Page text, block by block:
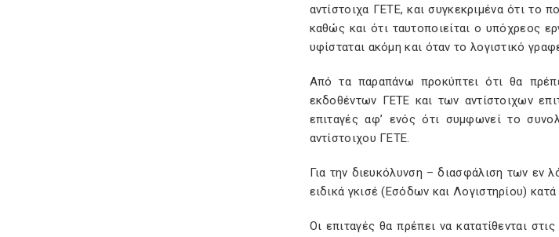
αντίστοιχα ΓΕΤΕ, και συγκεκριμένα ότι το
καθώς και ότι ταυτοποιείται ο υπόχρεος
υφίσταται ακόμη και όταν το λογιστικό
Από τα παραπάνω προκύπτει ότι θα
εκδοθέντων ΓΕΤΕ και των αντίστοιχων
επιταγές αφ’ ενός ότι συμφωνεί το
αντίστοιχου ΓΕΤΕ.
Για την διευκόλυνση – διασφάλιση των εν
ειδικά γκισέ (Εσόδων και Λογιστηρίου)
Οι επιταγές θα πρέπει να κατατίθενται